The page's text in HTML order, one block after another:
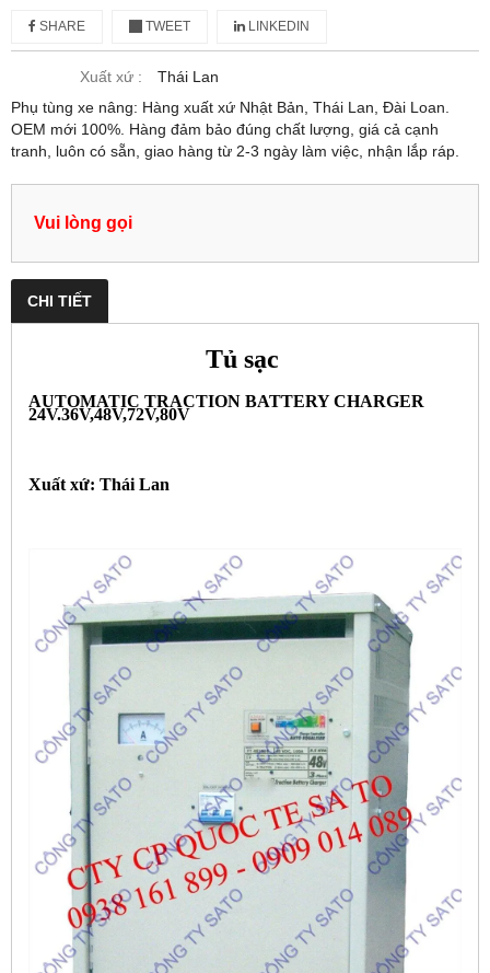
SHARE TWEET LINKEDIN
Xuất xứ :
Thái Lan
Phụ tùng xe nâng: Hàng xuất xứ Nhật Bản, Thái Lan, Đài Loan.
OEM mới 100%. Hàng đảm bảo đúng chất lượng, giá cả cạnh
tranh, luôn có sẵn, giao hàng từ 2-3 ngày làm việc, nhận lắp ráp.
Vui lòng gọi
CHI TIẾT
Tủ sạc
AUTOMATIC TRACTION BATTERY CHARGER
24V.36V,48V,72V,80V
Xuất xứ: Thái Lan